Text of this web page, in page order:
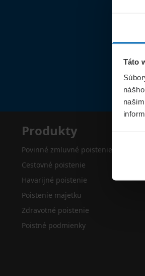
Táto
Produkty
Povinné zmluvné poistenie
Cestovné poistenie
Havarijné poistenie
Poistenie majetku
Zdravotné poistenie
Poistné podmienky